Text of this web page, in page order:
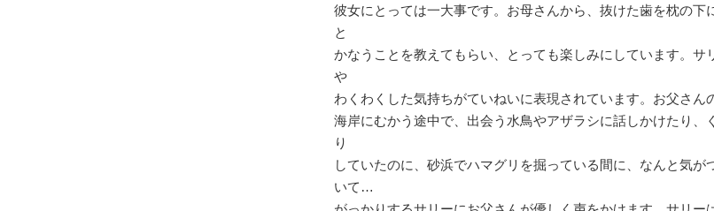
彼女にとっては一大事です。お母さんから、抜けた歯を枕の下
と
かなうことを教えてもらい、とっても楽しみにしています。サ
や
わくわくした気持ちがていねいに表現されています。お父さん
海岸にむかう途中で、出会う水鳥やアザラシに話しかけたり、
り
していたのに、砂浜でハマグリを掘っている間に、なんと気が
いて…